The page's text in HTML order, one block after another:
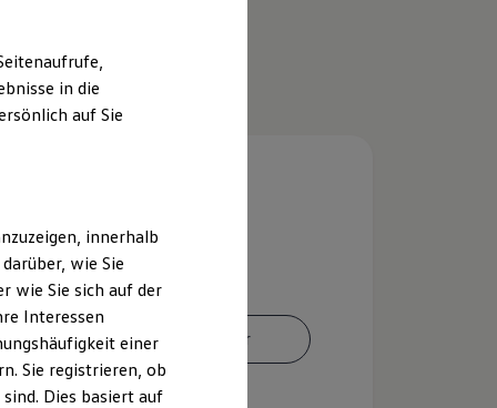
Ansprechpartner
in die
auf Sie
innerhalb
wie Sie
wie Sie sich auf der
Interessen
einer
Sie registrieren, ob
Dies basiert auf